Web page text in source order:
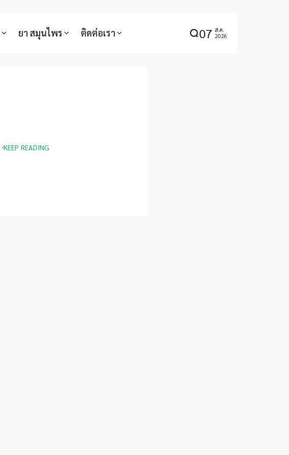
ยา สมุนไพร ติดต่อเรา 07 ส.ค.
2026
KEEP READING